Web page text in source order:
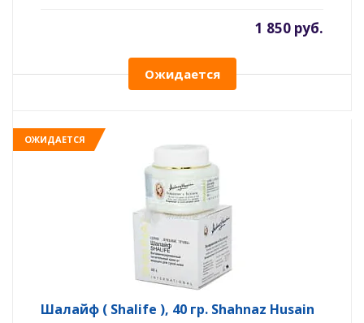
1 850 руб.
Ожидается
ОЖИДАЕТСЯ
Шалайф ( Shalife ), 40 гр. Shahnaz Husain